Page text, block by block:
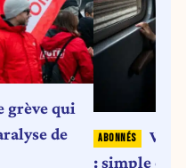
grève qui
de
: simple